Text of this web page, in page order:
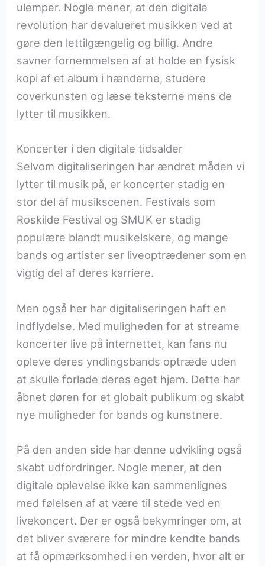
ulemper. Nogle mener, at den digitale
revolution har devalueret musikken ved at
gøre den lettilgængelig og billig. Andre
savner fornemmelsen af at holde en fysisk
kopi af et album i hænderne, studere
coverkunsten og læse teksterne mens de
lytter til musikken.
Koncerter i den digitale tidsalder
Selvom digitaliseringen har ændret måden vi
lytter til musik på, er koncerter stadig en
stor del af musikscenen. Festivals som
Roskilde Festival og SMUK er stadig
populære blandt musikelskere, og mange
bands og artister ser liveoptrædener som en
vigtig del af deres karriere.
Men også her har digitaliseringen haft en
indflydelse. Med muligheden for at streame
koncerter live på internettet, kan fans nu
opleve deres yndlingsbands optræde uden
at skulle forlade deres eget hjem. Dette har
åbnet døren for et globalt publikum og skabt
nye muligheder for bands og kunstnere.
På den anden side har denne udvikling også
skabt udfordringer. Nogle mener, at den
digitale oplevelse ikke kan sammenlignes
med følelsen af at være til stede ved en
livekoncert. Der er også bekymringer om, at
det bliver sværere for mindre kendte bands
at få opmærksomhed i en verden, hvor alt er